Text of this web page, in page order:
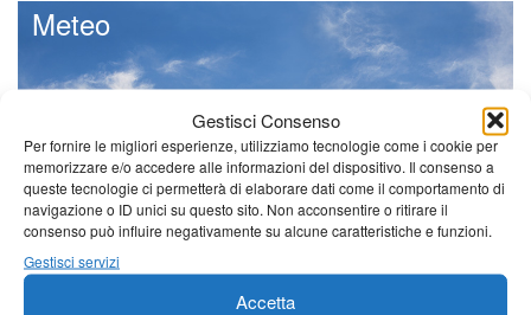
Gestisci Consenso
Per fornire le migliori esperienze, utilizziamo tecnologie come i cookie per
memorizzare e/o accedere alle informazioni del dispositivo. Il consenso a
queste tecnologie ci permetterà di elaborare dati come il comportamento di
navigazione o ID unici su questo sito. Non acconsentire o ritirare il
consenso può influire negativamente su alcune caratteristiche e funzioni.
Gestisci servizi
Accetta
Meteo
Sole e temperature ancora ben
al di sopra delle medie stagionali
Leggi tutto…
Giovedì Venerdì Sabato
Borgo a Mozzano